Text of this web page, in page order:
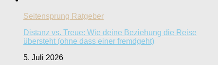
Seitensprung Ratgeber
Distanz vs. Treue: Wie deine Beziehung die Reise
übersteht (ohne dass einer fremdgeht)
5. Juli 2026